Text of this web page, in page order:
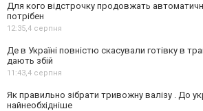
Для кого відстрочку продовжать
потрібен
12:35,4 серпня
Де в Україні повністю скасували готівку в
дають збій
11:43,4 серпня
Як правильно зібрати тривожну валізу . До
найнеобхідніше